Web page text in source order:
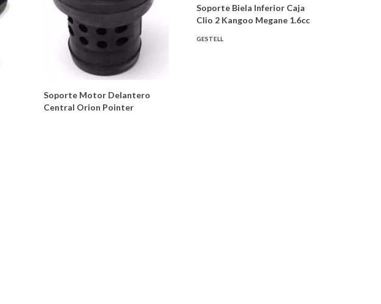
Soporte Motor Delantero
Central Orion Pointer
Soporte Biela Inferior Caja
Clio 2 Kangoo Megane 1.6cc
GESTELL